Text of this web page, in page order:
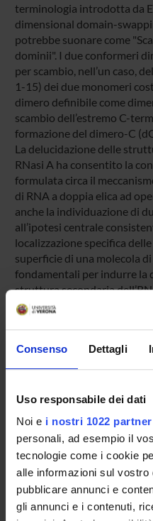
Consenso Dettagli
Uso responsabile dei dati
Noi e i nostri 1022 partner
personali, ad esempio il
tecnologie come i cookie
alle informazioni sul vostro
pubblicare annunci e
gli annunci e i contenuti,
terminologia introdotta da
dimensional domain-
potrebbe suonare come
dominii". I due conformeri
per scambio, nell’un caso,
1-15) dei due monomeri
dimero definibile come
scambio dell’estremo C-
formazione del dimero-C
La delucidazione delle
RNasi A ha consentito la
formulata circa il
di RNA a doppia elica ad
anche la individuazione di
all’ipotesi centrale
localizzazione specifica
superficie di una molecola
fondamentali per indurre la
struttura secondaria
di ribonucleasi dimeriche o,
sull’RNA a doppia elica.
oligomeri della RNasi A
interpretare
da parte della nostra Unità
SPONSORS:
Ministero dell'Istruzione
Funds:assigned and
Syllabus:COFIN - Progetti